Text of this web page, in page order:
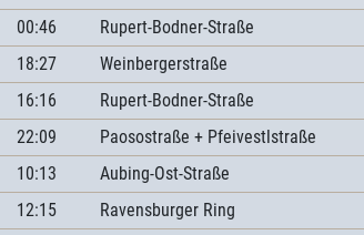
00:46 Rupert-Bodner-Straße
18:27 Weinbergerstraße
16:16 Rupert-Bodner-Straße
22:09 Paosostraße + Pfeivestlstraße
10:13 Aubing-Ost-Straße
12:15 Ravensburger Ring